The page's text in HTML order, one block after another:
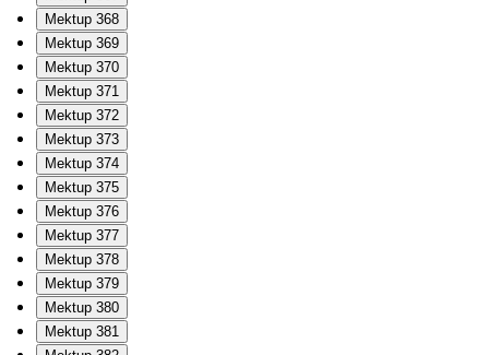
Mektup 368
Mektup 369
Mektup 370
Mektup 371
Mektup 372
Mektup 373
Mektup 374
Mektup 375
Mektup 376
Mektup 377
Mektup 378
Mektup 379
Mektup 380
Mektup 381